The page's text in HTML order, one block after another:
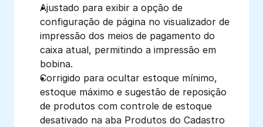
Ajustado para exibir a opção de
configuração de página no visualizador de
impressão dos meios de pagamento do
caixa atual, permitindo a impressão em
bobina.
Corrigido para ocultar estoque mínimo,
estoque máximo e sugestão de reposição
de produtos com controle de estoque
desativado na aba Produtos do Cadastro